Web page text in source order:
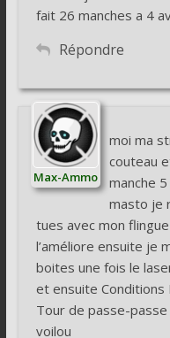
fait 26 manches a 4
Répondre
Max-Ammo
moi ma
couteau
manche
masto je
tues avec mon
l’améliore ensuite je
boites une fois le
et ensuite Conditions
Tour de passe-
voilou